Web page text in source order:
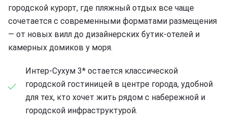
городской курорт, где пляжный отдых все чаще
сочетается с современными форматами размещения
— от новых вилл до дизайнерских бутик-отелей и
камерных домиков у моря.
Интер-Сухум 3* остается классической
городской гостиницей в центре города, удобной
для тех, кто хочет жить рядом с набережной и
городской инфраструктурой.